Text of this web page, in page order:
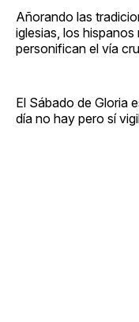
Añorando las
iglesias, los
personifican el vía
El Sábado de Gloria
día no hay pero sí